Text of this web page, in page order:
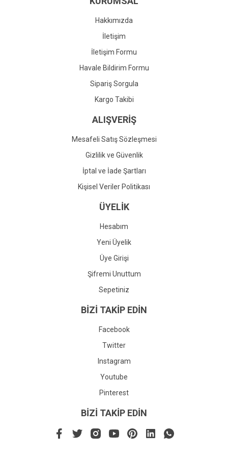
Gönder
Hakkımızda
İletişim
İletişim Formu
Havale Bildirim Formu
Sipariş Sorgula
Kargo Takibi
ALIŞVERİŞ
Mesafeli Satış Sözleşmesi
Gizlilik ve Güvenlik
İptal ve İade Şartları
Kişisel Veriler Politikası
ÜYELİK
Hesabım
Yeni Üyelik
Üye Girişi
Şifremi Unuttum
Sepetiniz
BİZİ TAKİP EDİN
Facebook
Twitter
Instagram
Youtube
Pinterest
BİZİ TAKİP EDİN